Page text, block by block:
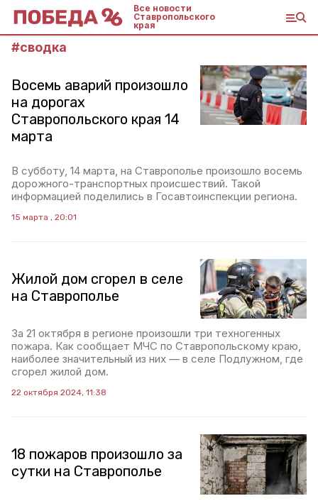
Все новости
Ставропольского
края
#сводка
Восемь аварий произошло
на дорогах
Ставропольского края 14
марта
В субботу, 14 марта, на Ставрополье произошло восемь
дорожного-транспортных происшествий. Такой
информацией поделились в Госавтоинспекции региона.
15 марта , 20:01
Жилой дом сгорел в селе
на Ставрополье
За 21 октября в регионе произошли три техногенных
пожара. Как сообщает МЧС по Ставропольскому краю,
наиболее значительный из них — в селе Подлужном, где
сгорел жилой дом.
22 октября 2024, 11:38
18 пожаров произошло за
сутки на Ставрополье